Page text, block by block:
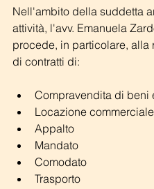
Nell'ambito della suddetta
attività, l'avv. Emanuela
procede, in particolare, alla
di contratti di:
Compravendita di beni
Locazione commerciale
Appalto
Mandato
Comodato
Trasporto